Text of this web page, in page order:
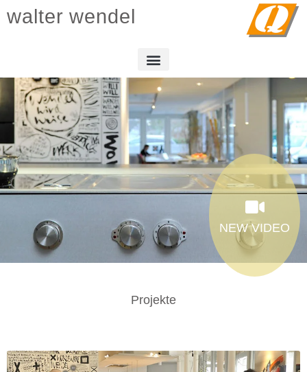
walter wendel
NEW VIDEO
Projekte